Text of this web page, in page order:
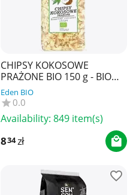
CHIPSY KOKOSOWE
PRAŻONE BIO 150 g - BIO
PLANET
Eden BIO
0.0
Availability: 849 item(s)
834zł